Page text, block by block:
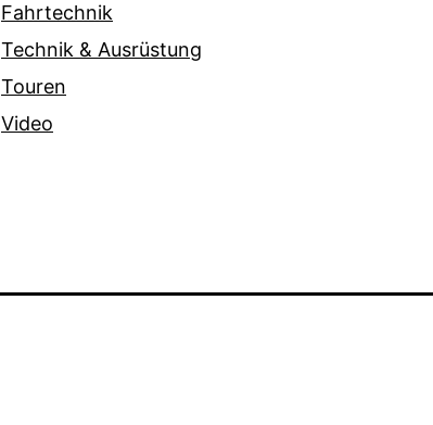
Fahrtechnik
Technik & Ausrüstung
Touren
Video